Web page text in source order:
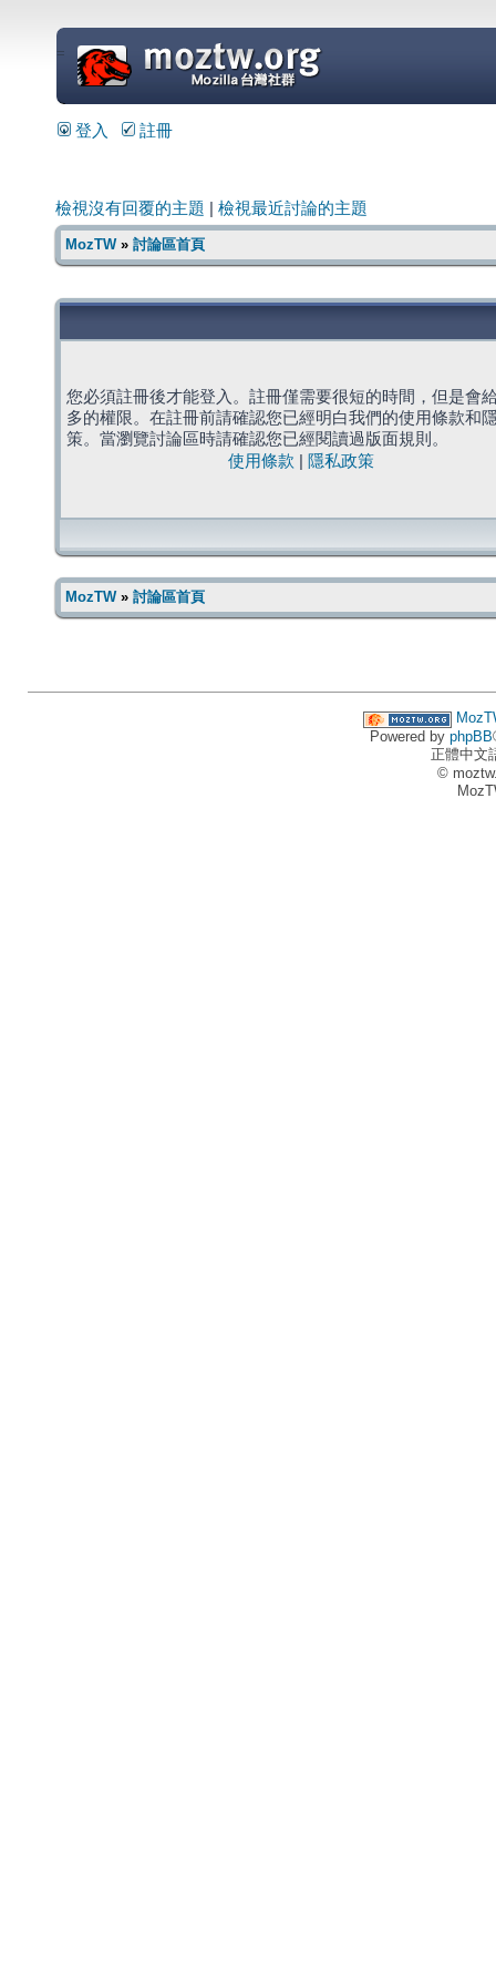
=
登入 註冊
檢視沒有回覆的主題 檢視最近討論的主題
MozTW» 討論區首頁
您必須註冊後才能登入。註冊僅需要很短的時間，但是會
多的權限。在註冊前請確認您已經明白我們的使用條款和
策。當瀏覽討論區時請確認您已經閱讀過版面規則。
使用條款
隱私政策
MozTW» 討論區首頁
Powered by phpBB
正體中文
©